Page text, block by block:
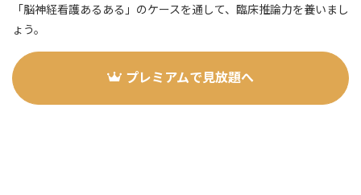
「脳神経看護あるある」のケースを通して、臨床推論力を養いまし
ょう。
プレミアムで見放題へ